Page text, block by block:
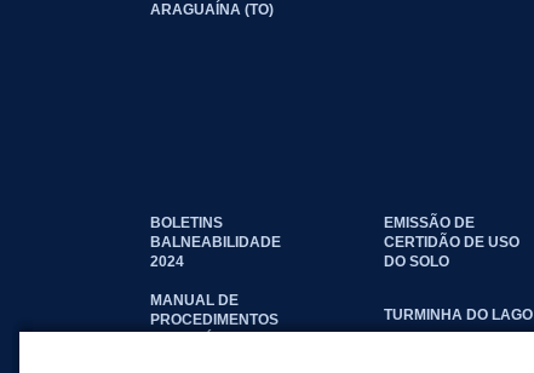
ARAGUAÍNA (TO)
BOLETINS
BALNEABILIDADE
2024
EMISSÃO DE
CERTIDÃO DE USO
DO SOLO
MANUAL DE
PROCEDIMENTOS
TURMINHA DO LAGO